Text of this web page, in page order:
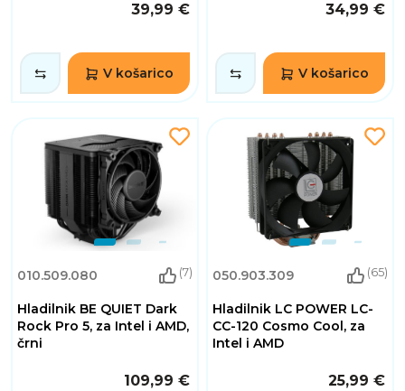
39,99 €
V košarico
34,99 €
V košarico
010.509.080 (7)
Hladilnik BE QUIET Dark
Rock Pro 5, za Intel i AMD,
črni
109,99 €
050.903.309 (65)
Hladilnik LC POWER LC-
CC-120 Cosmo Cool, za
Intel i AMD
25,99 €